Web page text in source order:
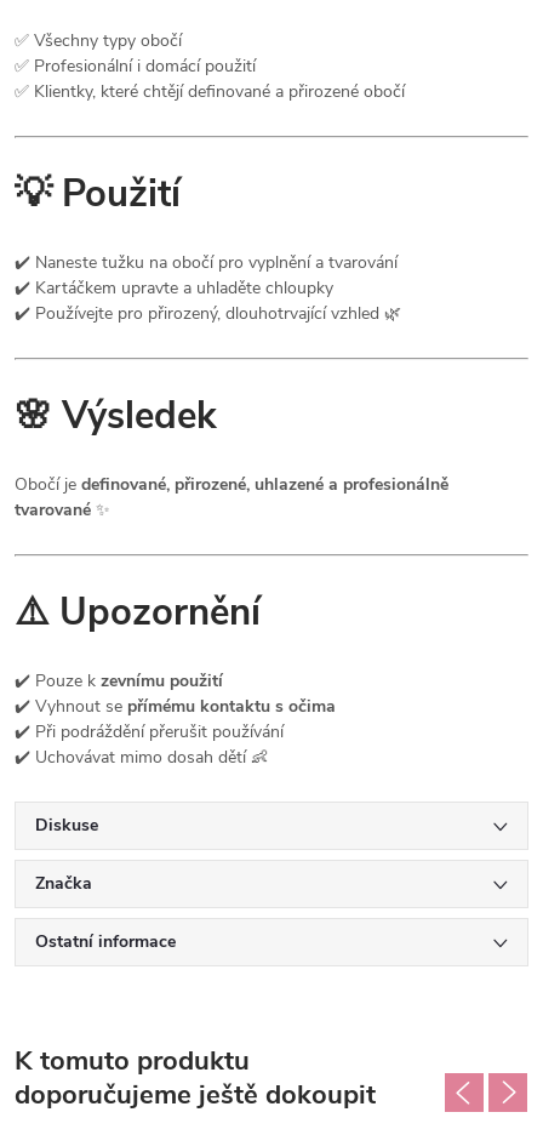
✅ Všechny typy obočí
✅ Profesionální i domácí použití
✅ Klientky, které chtějí definované a přirozené obočí
💡 Použití
✔️ Naneste tužku na obočí pro vyplnění a tvarování
✔️ Kartáčkem upravte a uhladěte chloupky
✔️ Používejte pro přirozený, dlouhotrvající vzhled 🌿
🌸 Výsledek
Obočí je definované, přirozené, uhlazené a profesionálně
tvarované ✨
⚠️ Upozornění
✔️ Pouze k zevnímu použití
✔️ Vyhnout se přímému kontaktu s očima
✔️ Při podráždění přerušit používání
✔️ Uchovávat mimo dosah dětí 👶
Diskuse
Značka
Ostatní informace
K tomuto produktu
doporučujeme ještě dokoupit